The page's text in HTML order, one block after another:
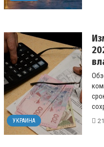
УКРАИНА